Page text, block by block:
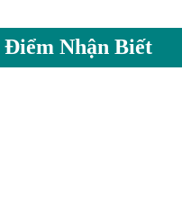
Nhận Biết